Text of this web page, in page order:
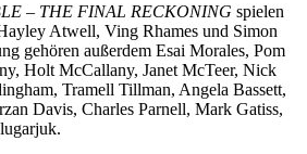
– THE FINAL RECKONING spielen
Atwell, Ving Rhames und Simon
gehören außerdem Esai Morales, Pom
Holt McCallany, Janet McTeer, Nick
Tramell Tillman, Angela Bassett,
Davis, Charles Parnell, Mark Gatiss,